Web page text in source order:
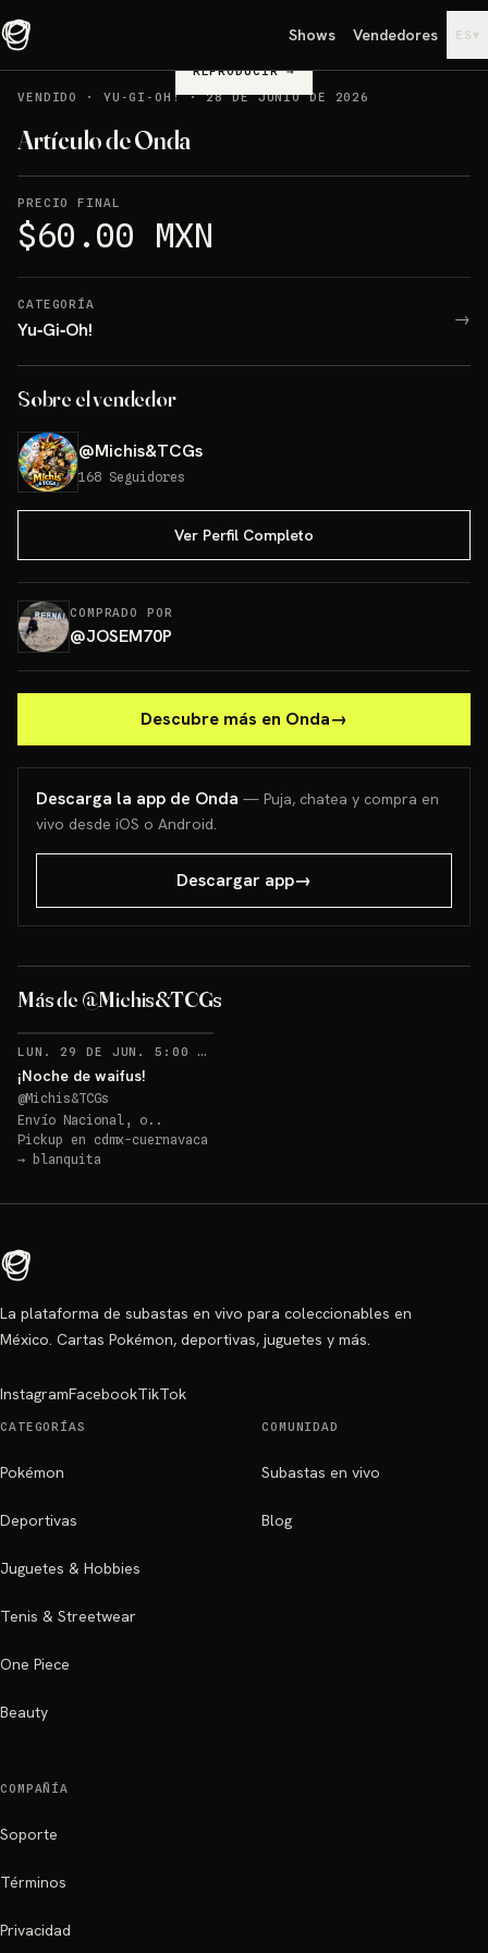
Shows Vendedores ES ▾
REPRODUCIR→
VENDIDO
· YU‑GI‑OH!·28 DE JUNIO DE 2026
Artículo de Onda
PRECIO FINAL
$60.00 MXN
CATEGORÍA
Yu‑Gi‑Oh! →
Sobre el vendedor
@Michis&TCGs
168 Seguidores
Ver Perfil Completo
COMPRADO POR
@JOSEM70P
Descubre más en Onda→
Descarga la app de Onda — Puja, chatea y compra en
vivo desde iOS o Android.
Descargar app→
Más de @Michis&TCGs
¡Almohada sabrosona
→
LUN. 29 DE JUN. 5:00 AM
¡Noche de waifus!
@Michis&TCGs
Envío Nacional, o..
Pickup en cdmx-cuernavaca
→ blanquita
La plataforma de subastas en vivo para coleccionables en
México. Cartas Pokémon, deportivas, juguetes y más.
InstagramFacebookTikTok
CATEGORÍAS
Pokémon
Deportivas
Juguetes & Hobbies
Tenis & Streetwear
One Piece
Beauty
COMUNIDAD
Subastas en vivo
Blog
COMPAÑÍA
Soporte
Términos
Privacidad